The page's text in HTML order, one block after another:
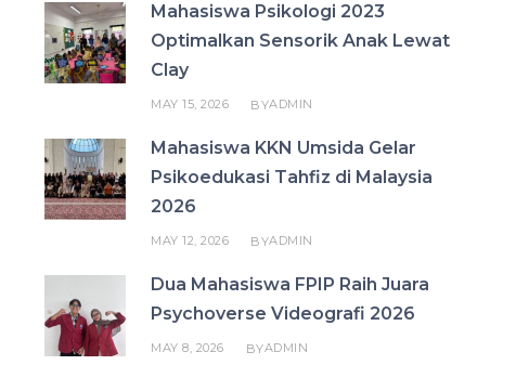
Mahasiswa Psikologi 2023
Optimalkan Sensorik Anak Lewat
Clay
MAY 15, 2026 BYADMIN
Mahasiswa KKN Umsida Gelar
Psikoedukasi Tahfiz di Malaysia
2026
MAY 12, 2026 BYADMIN
Dua Mahasiswa FPIP Raih Juara
Psychoverse Videografi 2026
MAY 8, 2026 BYADMIN